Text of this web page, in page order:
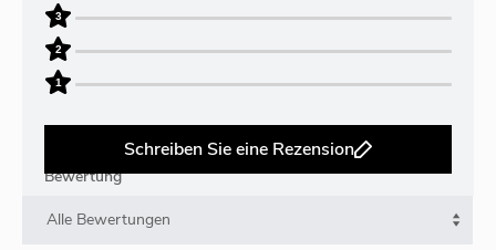
3
2
1
Schreiben Sie eine Rezension
Bewertung